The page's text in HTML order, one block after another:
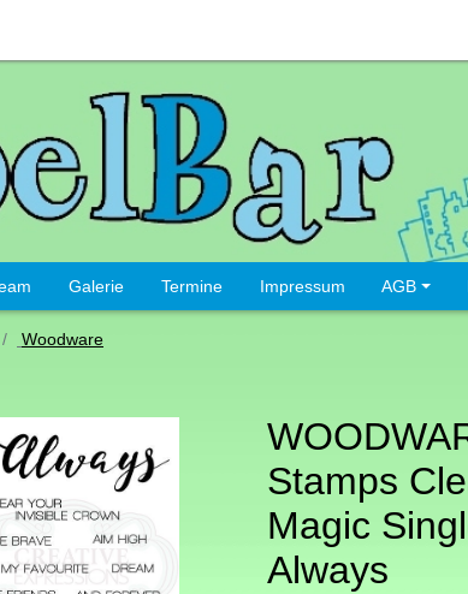
Galerie Termine Impressum AGB
Woodware
Stamps
Magic
Always